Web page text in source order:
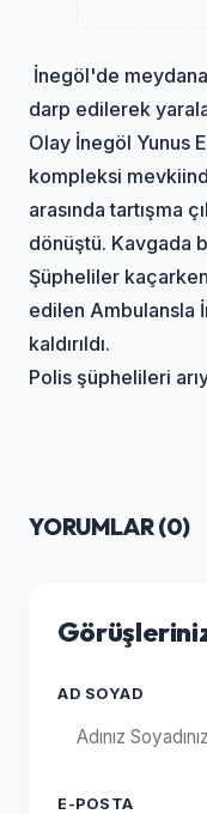
İnegöl'de
darp edilerek
Olay İnegöl Yunus
kompleksi
arasında tartışma
dönüştü. Kavgada
Şüpheliler
edilen Ambulansla
kaldırıldı.
Polis şüphelileri
YORUMLAR (0)
AD SOYAD
E-POSTA